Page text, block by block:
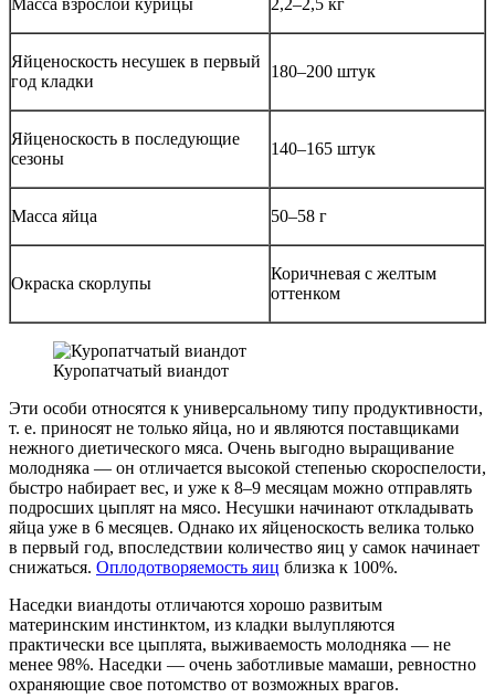
Масса взрослой курицы 2,2–2,5 кг
Яйценоскость несушек в первый
год кладки
180–200 штук
Яйценоскость в последующие
сезоны
140–165 штук
Масса яйца 50–58 г
Окраска скорлупы
Коричневая с желтым
оттенком
Куропатчатый виандот
Эти особи относятся к универсальному типу продуктивности,
т. е. приносят не только яйца, но и являются поставщиками
нежного диетического мяса. Очень выгодно выращивание
молодняка — он отличается высокой степенью скороспелости,
быстро набирает вес, и уже к 8–9 месяцам можно отправлять
подросших цыплят на мясо. Несушки начинают откладывать
яйца уже в 6 месяцев. Однако их яйценоскость велика только
в первый год, впоследствии количество яиц у самок начинает
снижаться. Оплодотворяемость яиц близка к 100%.
Наседки виандоты отличаются хорошо развитым
материнским инстинктом, из кладки вылупляются
практически все цыплята, выживаемость молодняка — не
менее 98%. Наседки — очень заботливые мамаши, ревностно
охраняющие свое потомство от возможных врагов.